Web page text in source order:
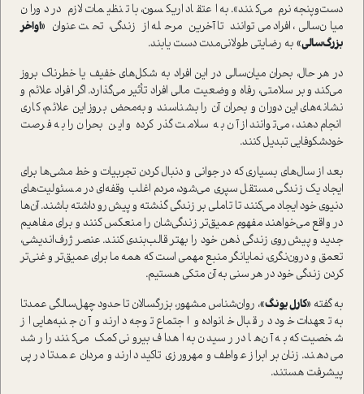
دست‌وپنجه نرم می‌کنند». به اعتقاد اریکسون، با تنظیمات لازم در دوران
میان‌سالی، افراد می‌توانند تا آخرین مرحله از زندگی، تحت عنوان «اواخر
بزرگ‌سالی» به رضایتی طولانی‌مدت دست یابند.
در هر حال، بحران میان‌سالی در این افراد به شکل‌های خفیف یا خطرناک بروز
می‌کند و بر سلامتی، رفاه و وضعیت مالی افراد تأثیر می‌گذارد. اگر افراد علائم و
نشانه‌های این دوران و بحران آن را بشناسند و به‌محض بروز این علائم، کاری
انجام دهند، می‌توانند از آن به‌ سلامت گذر کرده و این بحران را به فرصت
خودشکوفایی تبدیل کنند.
بعد از سال‌های بسیاری که در جوانی و دنبال کردن تجربیات و خط مشی‌ها برای
ایجاد یک زندگی مستقل سپری می‌شود، مردم اغلب وقفه‌ای در مسئولیت‌های
دنیوی خود ایجاد می‌کنند تا تاملی بر زندگی گذشته و پیش‌رو داشته باشند. آن‌ها
در واقع می‌خواهند مفهوم عمیق‌تر زندگی‌شان را منعکس کنند و برای مفاهیم
جدید و پیش‌روی زندگی ذهن خود را بهتر قالب‌بندی کنند. عنصر ژرف‌اندیشی،
تعمق و درون‌نگری، نمایانگر منبع مهمی است که همه ما برای عمیق‌تر و غنی‌تر
کردن زندگی خود در هر سنی به آن متکی هستیم.
به گفته «کارل یونگ»، روان‌شناس مشهور، بزرگسالان تا حدود چهل‌سالگی عمدتا
به تعهدات خود در قبال خانواده و اجتماع توجه دارند و آن جنبه‌هایی از
شخصیت که به آن‌ها در رسیدن به اهداف بیرونی کمک می‌کنند را رشد
می‌دهند. زنان بر ابراز عواطف و مهرورزی تاکید دارند و مردان عمدتا در پی
پیشرفت هستند.